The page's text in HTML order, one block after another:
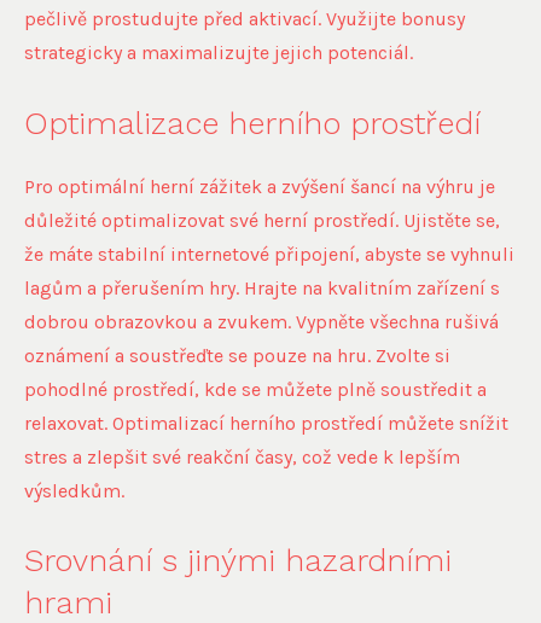
pečlivě prostudujte před aktivací. Využijte bonusy
strategicky a maximalizujte jejich potenciál.
Optimalizace herního prostředí
Pro optimální herní zážitek a zvýšení šancí na výhru je
důležité optimalizovat své herní prostředí. Ujistěte se,
že máte stabilní internetové připojení, abyste se vyhnuli
lagům a přerušením hry. Hrajte na kvalitním zařízení s
dobrou obrazovkou a zvukem. Vypněte všechna rušivá
oznámení a soustřeďte se pouze na hru. Zvolte si
pohodlné prostředí, kde se můžete plně soustředit a
relaxovat. Optimalizací herního prostředí můžete snížit
stres a zlepšit své reakční časy, což vede k lepším
výsledkům.
Srovnání s jinými hazardními
hrami